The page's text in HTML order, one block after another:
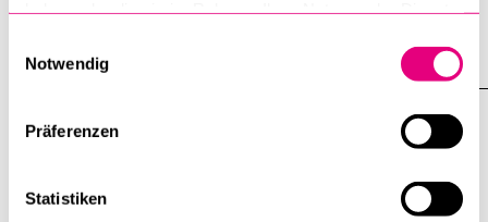
Notwendig
Präferenzen
Statistiken